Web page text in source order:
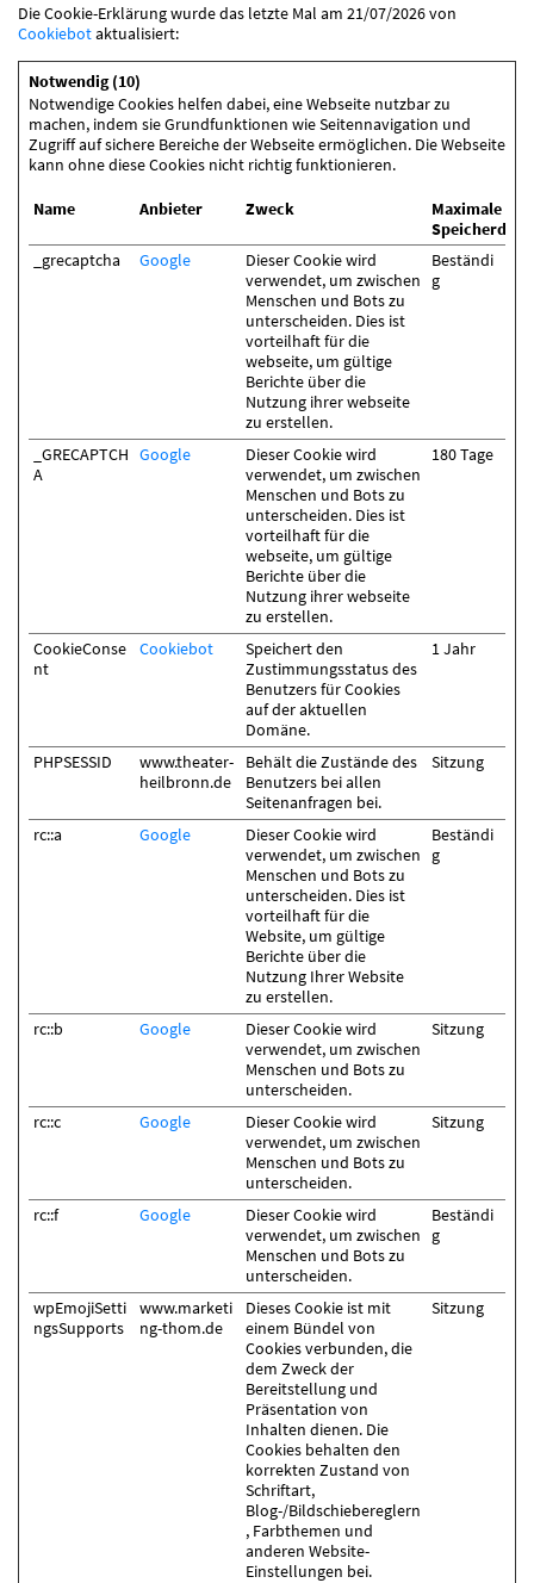
Die Cookie-Erklärung wurde das letzte Mal am 21/07/2026 von
Cookiebotaktualisiert:
Notwendig (10)
Notwendige Cookies helfen dabei, eine Webseite nutzbar zu
machen, indem sie Grundfunktionen wie Seitennavigation und
Zugriff auf sichere Bereiche der Webseite ermöglichen. Die Webseite
kann ohne diese Cookies nicht richtig funktionieren.
Name Anbieter Zweck
Maximale
_grecaptcha
Google
Dieser Cookie wird
verwendet, um zwischen
Menschen und Bots zu
unterscheiden. Dies ist
vorteilhaft für die
webseite, um gültige
Berichte über die
Nutzung ihrer webseite
zu erstellen.
Beständi
g
_GRECAPTCH
A
Google
Dieser Cookie wird
verwendet, um zwischen
Menschen und Bots zu
unterscheiden. Dies ist
vorteilhaft für die
webseite, um gültige
Berichte über die
Nutzung ihrer webseite
zu erstellen.
180 Tage
CookieConse
nt
Cookiebot
Speichert den
Zustimmungsstatus des
Benutzers für Cookies
auf der aktuellen
Domäne.
1 Jahr
PHPSESSID
www.theater-
heilbronn.de
Behält die Zustände des
Benutzers bei allen
Seitenanfragen bei.
Sitzung
rc::a Google
Dieser Cookie wird
verwendet, um zwischen
Menschen und Bots zu
unterscheiden. Dies ist
vorteilhaft für die
Website, um gültige
Berichte über die
Nutzung Ihrer Website
zu erstellen.
Beständi
g
rc::b Google
Dieser Cookie wird
verwendet, um zwischen
Menschen und Bots zu
unterscheiden.
Sitzung
rc::c Google
Dieser Cookie wird
verwendet, um zwischen
Menschen und Bots zu
unterscheiden.
Sitzung
rc::f Google
Dieser Cookie wird
verwendet, um zwischen
Menschen und Bots zu
unterscheiden.
Beständi
g
wpEmojiSetti
ngsSupports
www.marketi
ng-thom.de
Dieses Cookie ist mit
einem Bündel von
Cookies verbunden, die
dem Zweck der
Bereitstellung und
Präsentation von
Inhalten dienen. Die
Cookies behalten den
korrekten Zustand von
Schriftart,
Blog-/Bildschiebereglern
, Farbthemen und
anderen Website-
Einstellungen bei.
Sitzung